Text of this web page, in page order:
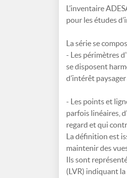
L’inventaire
pour les études
La série se
- Les périmètres
se disposent
d’intérêt
- Les points et
parfois linéaires,
regard et qui
La définition est
maintenir des
Ils sont
(LVR) indiquant